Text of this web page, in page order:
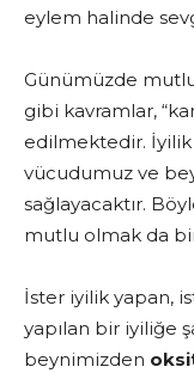
eylem halinde
Günümüzde
gibi kavramlar,
edilmektedir. İyilik
vücudumuz ve
sağlayacaktır.
mutlu olmak da
İster iyilik yapan,
yapılan bir iyiliğe
beynimizden